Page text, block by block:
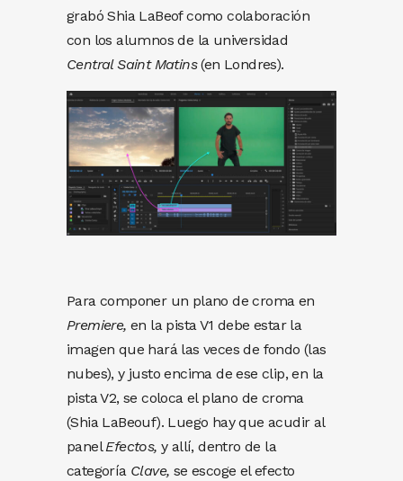
grabó Shia LaBeof como colaboración
con los alumnos de la universidad
Central Saint Matins(en Londres).
Para componer un plano de croma en
Premiere, en la pista V1 debe estar la
imagen que hará las veces de fondo (las
nubes), y justo encima de ese clip, en la
pista V2, se coloca el plano de croma
(Shia LaBeouf). Luego hay que acudir al
panelEfectos, y allí, dentro de la
categoría Clave, se escoge el efecto